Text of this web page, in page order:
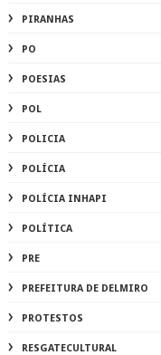
PIRANHAS
PO
POESIAS
POL
POLICIA
POLÍCIA
POLÍCIA INHAPI
POLÍTICA
PRE
PREFEITURA DE DELMIRO
PROTESTOS
RESGATECULTURAL